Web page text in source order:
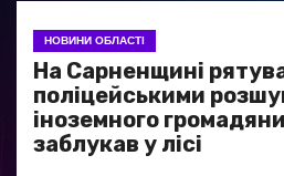
НОВИНИ ОБЛАСТІ
На Сарненщині
поліцейськими
іноземного
заблукав у лісі